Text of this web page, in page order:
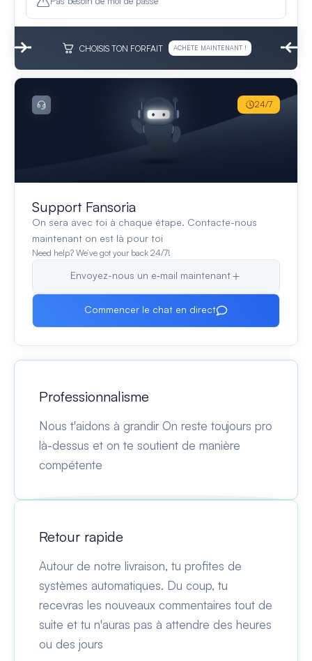
CHOISIS TON FORFAIT ACHÈTE MAINTENANT !
Support Fansoria
On sera avec toi à chaque étape. Contacte-nous
maintenant on est là pour toi
Need help? We’ve got your back 24/7!
Envoyez-nous un e‑mail maintenant
Commencer le chat en direct
24/7
Professionnalisme
Nous t'aidons à grandir On reste toujours pro
là-dessus et on te soutient de manière
compétente
Retour rapide
Autour de notre livraison, tu profites de
systèmes automatiques. Du coup, tu
recevras les nouveaux commentaires tout de
suite et tu n'auras pas à attendre des heures
ou des jours